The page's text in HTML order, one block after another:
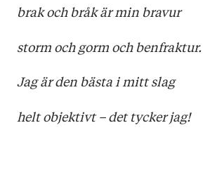
Sidantal: 220
Illustratör: Erika Kallasmaa
brak och bråk är min bravur
storm och gorm och benfraktur.
Jag är den bästa i mitt slag
helt objektivt – det tycker jag!